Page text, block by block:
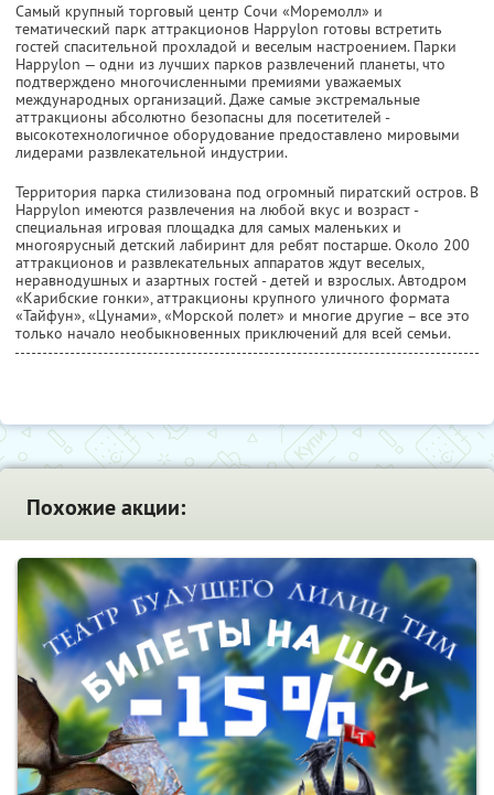
Самый крупный торговый центр Сочи «Моремолл» и
тематический парк аттракционов Happylon готовы встретить
гостей спасительной прохладой и веселым настроением. Парки
Happylon — одни из лучших парков развлечений планеты, что
подтверждено многочисленными премиями уважаемых
международных организаций. Даже самые экстремальные
аттракционы абсолютно безопасны для посетителей -
высокотехнологичное оборудование предоставлено мировыми
лидерами развлекательной индустрии.
Территория парка стилизована под огромный пиратский остров. В
Happylon имеются развлечения на любой вкус и возраст -
специальная игровая площадка для самых маленьких и
многоярусный детский лабиринт для ребят постарше. Около 200
аттракционов и развлекательных аппаратов ждут веселых,
неравнодушных и азартных гостей - детей и взрослых. Автодром
«Карибские гонки», аттракционы крупного уличного формата
«Тайфун», «Цунами», «Морской полет» и многие другие – все это
только начало необыкновенных приключений для всей семьи.
Похожие акции: